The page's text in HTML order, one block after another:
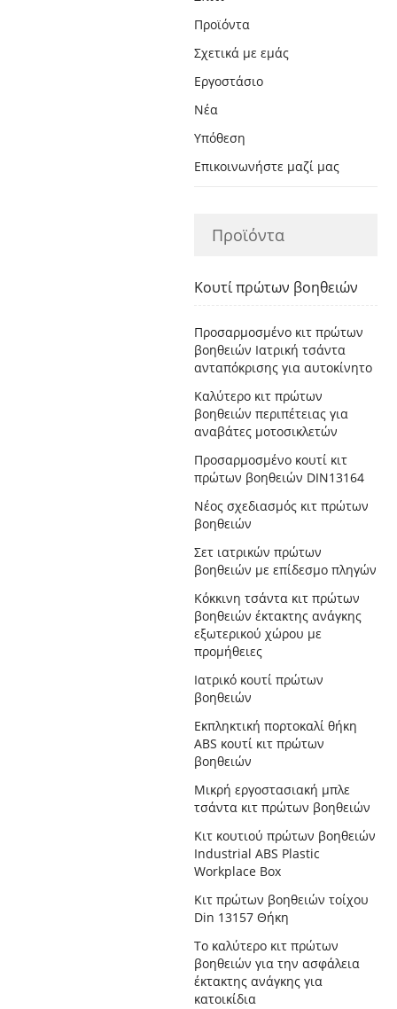
Προϊόντα
Σχετικά με εμάς
Εργοστάσιο
Νέα
Υπόθεση
Επικοινωνήστε μαζί μας
Προϊόντα
Κουτί πρώτων βοηθειών
Προσαρμοσμένο κιτ πρώτων
βοηθειών Ιατρική τσάντα
ανταπόκρισης για αυτοκίνητο
Καλύτερο κιτ πρώτων
βοηθειών περιπέτειας για
αναβάτες μοτοσικλετών
Προσαρμοσμένο κουτί κιτ
πρώτων βοηθειών DIN13164
Νέος σχεδιασμός κιτ πρώτων
βοηθειών
Σετ ιατρικών πρώτων
βοηθειών με επίδεσμο πληγών
Κόκκινη τσάντα κιτ πρώτων
βοηθειών έκτακτης ανάγκης
εξωτερικού χώρου με
προμήθειες
Ιατρικό κουτί πρώτων
βοηθειών
Εκπληκτική πορτοκαλί θήκη
ABS κουτί κιτ πρώτων
βοηθειών
Μικρή εργοστασιακή μπλε
τσάντα κιτ πρώτων βοηθειών
Κιτ κουτιού πρώτων βοηθειών
Industrial ABS Plastic
Workplace Box
Κιτ πρώτων βοηθειών τοίχου
Din 13157 Θήκη
Το καλύτερο κιτ πρώτων
βοηθειών για την ασφάλεια
έκτακτης ανάγκης για
κατοικίδια